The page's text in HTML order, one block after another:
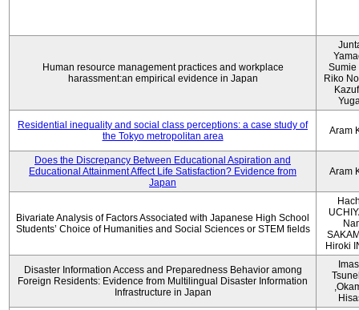
Human resource management practices and workplace
harassment:an empirical evidence in Japan
Sumie
Riko
Residential inequality and social class perceptions: a case study of
the Tokyo metropolitan area
Aram
Does the Discrepancy Between Educational Aspiration and
Educational Attainment Affect Life Satisfaction? Evidence from
Japan
Aram
Bivariate Analysis of Factors Associated with Japanese High School
Students’ Choice of Humanities and Social Sciences or STEM fields
Hiroki
Disaster Information Access and Preparedness Behavior among
Foreign Residents: Evidence from Multilingual Disaster Information
Infrastructure in Japan